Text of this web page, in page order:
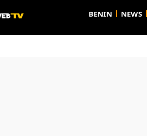
BENIN NEWS